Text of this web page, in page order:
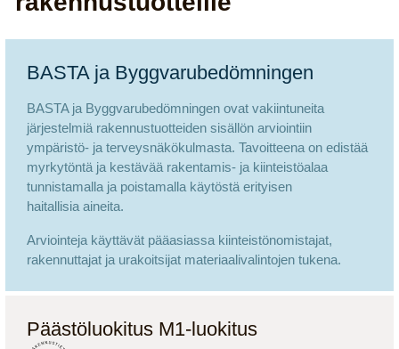
BASTA ja Byggvarubedömningen
BASTA ja Byggvarubedömningen ovat vakiintuneita
järjestelmiä rakennustuotteiden sisällön arviointiin
ympäristö- ja terveysnäkökulmasta. Tavoitteena on edistää
myrkytöntä ja kestävää rakentamis- ja kiinteistöalaa
tunnistamalla ja poistamalla käytöstä erityisen
haitallisia aineita.
Arviointeja käyttävät pääasiassa kiinteistönomistajat,
rakennuttajat ja urakoitsijat materiaalivalintojen tukena.
Päästöluokitus M1-luokitus